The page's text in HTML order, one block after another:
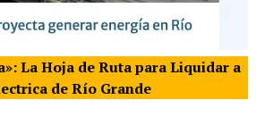
La Hoja de Ruta para Liquidar a
de Río Grande